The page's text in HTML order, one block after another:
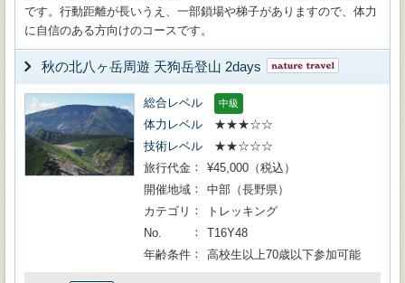
です。行動距離が長いうえ、一部鎖場や梯子がありますので、体力
に自信のある方向けのコースです。
秋の北八ヶ岳周遊 天狗岳登山 2days
総合レベル 中級
体力レベル
★★★☆☆
技術レベル
★★☆☆☆
旅行代金
¥45,000（税込）
開催地域
中部（長野県）
カテゴリ
トレッキング
No.
T16Y48
年齢条件
高校生以上70歳以下参加可能